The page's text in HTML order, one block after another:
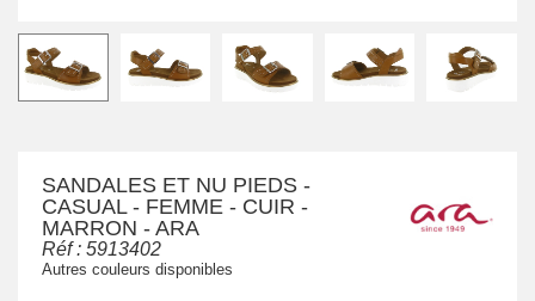
SANDALES ET NU PIEDS -
CASUAL - FEMME - CUIR -
MARRON - ARA
Réf : 5913402
Autres couleurs disponibles